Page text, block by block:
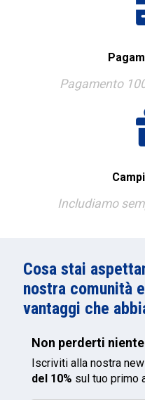
Pagamento
Includiamo
Cosa stai
nostra comunità
vantaggi che
Non perderti
Iscriviti alla nostra
del 10% sul tuo primo